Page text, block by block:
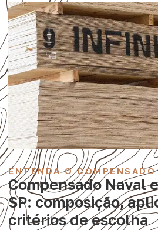
ENTENDA O
Compensado Naval
SP: composição,
critérios de escolha